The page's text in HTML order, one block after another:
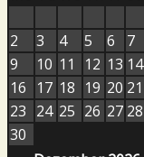
2
3 4 5 6 7
9
10 11 12 13 14
16
17 18 19 20 21
23 24 25 26 27 28
30